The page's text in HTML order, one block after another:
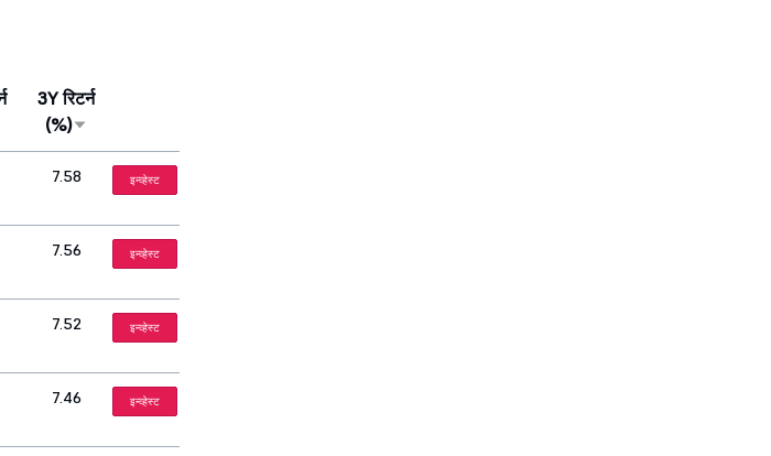
3Y रिटर्न
(%)
7.58 इन्व्हेस्ट
7.56 इन्व्हेस्ट
7.52 इन्व्हेस्ट
7.46 इन्व्हेस्ट